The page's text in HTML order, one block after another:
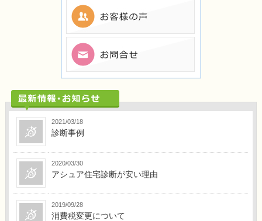
2021/03/18
診断事例
2020/03/30
アシュア住宅診断が安い理由
2019/09/28
消費税変更について